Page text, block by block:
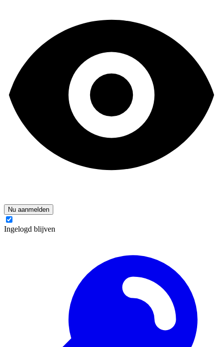
Nu aanmelden
Ingelogd blijven